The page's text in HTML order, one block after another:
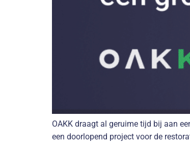
OAKK draagt al geruime tijd bij aan
een doorlopend project voor de